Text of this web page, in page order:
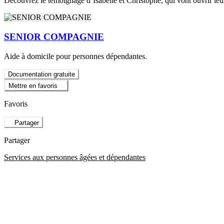
SENIOR COMPAGNIE
Aide à domicile pour personnes dépendantes.
Documentation gratuite
Mettre en favoris
Favoris
Partager
Partager
Services aux personnes âgées et dépendantes